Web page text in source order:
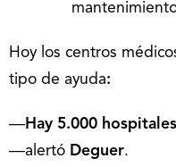
Hoy los centros
tipo de ayuda:
―Hay 5.000
―alertó Deguer.